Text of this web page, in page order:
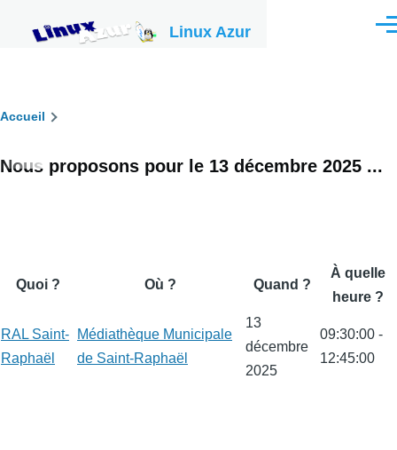
Linux Azur
Fil
Accueil
Nous proposons pour le 13 décembre 2025 ...
Quoi ? Où ? Quand ?
À quelle
heure ?
RAL Saint-
Raphaël
Médiathèque Municipale
de Saint-Raphaël
13
décembre
2025
09:30:00 -
12:45:00